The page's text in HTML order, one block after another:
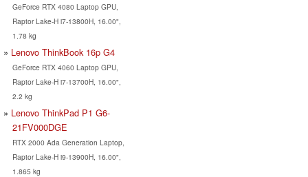
GeForce RTX 4080 Laptop GPU,
Raptor Lake-H i7-13800H, 16.00",
1.78 kg
Lenovo ThinkBook 16p G4
GeForce RTX 4060 Laptop GPU,
Raptor Lake-H i7-13700H, 16.00",
2.2 kg
Lenovo ThinkPad P1 G6-
21FV000DGE
RTX 2000 Ada Generation Laptop,
Raptor Lake-H i9-13900H, 16.00",
1.865 kg